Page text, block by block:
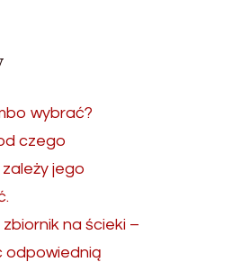
wybrać?
czego
jego
na ścieki –
odpowiednią